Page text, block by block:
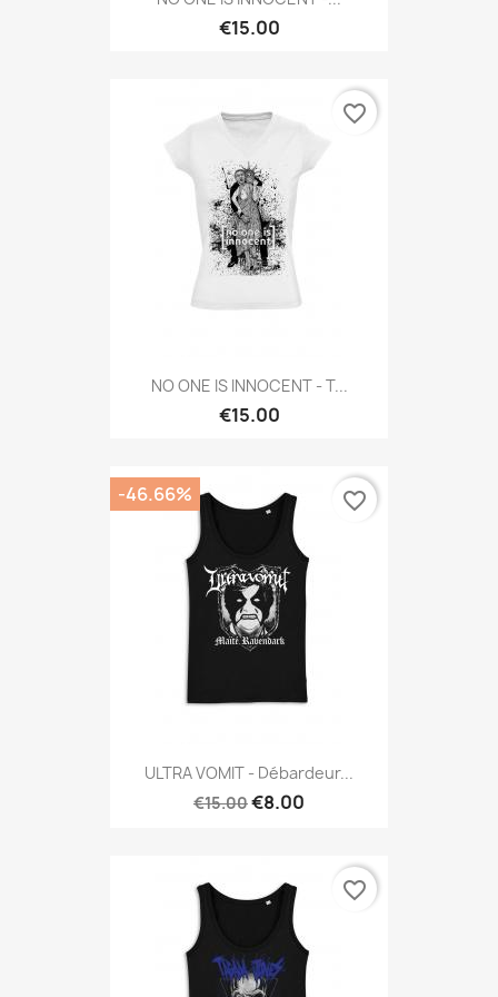
€15.00
NO ONE IS INNOCENT - T...
€15.00
favorite_border
ULTRA VOMIT - Débardeur...
€15.00€8.00
-46.66% favorite_border
favorite_border